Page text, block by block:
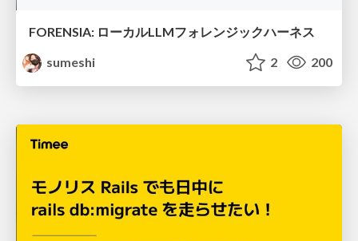
FORENSIA: ローカルLLMフォレンジックハーネス
sumeshi
2 200